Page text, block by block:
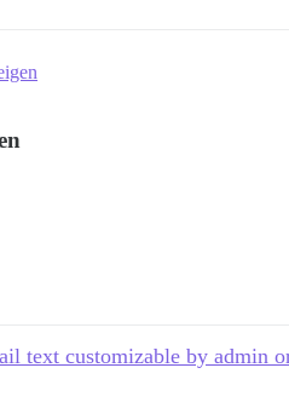
text customizable by admin